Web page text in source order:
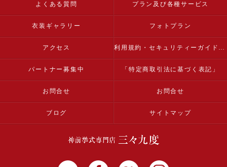
よくある質問 プラン及び各種サービス
衣装ギャラリー フォトプラン
アクセス 利用規約・セキュリティーガイドライン
パートナー募集中 「特定商取引法に基づく表記」
お問合せ お問合せ
ブログ サイトマップ